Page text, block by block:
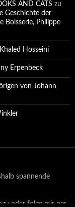
AND CATS zu
Geschichte der
Boisserie, Philippe
Hosseini
Erpenbeck
von Johann
spannende
oder folge mir per